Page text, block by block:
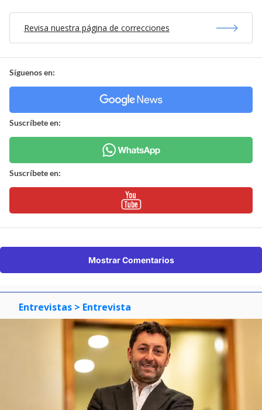
Revisa nuestra página de correcciones
Síguenos en:
Suscríbete en:
Suscríbete en:
Mostrar Comentarios
Entrevistas > Entrevista